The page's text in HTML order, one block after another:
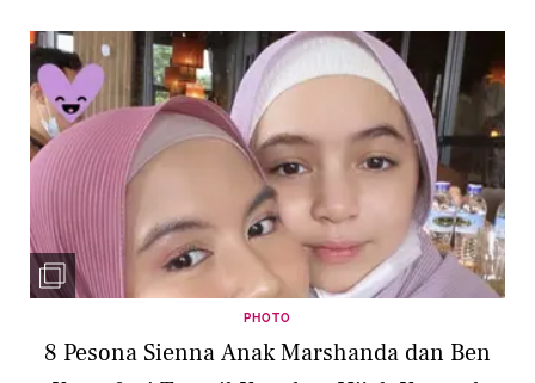
PHOTO
8 Pesona Sienna Anak Marshanda dan Ben